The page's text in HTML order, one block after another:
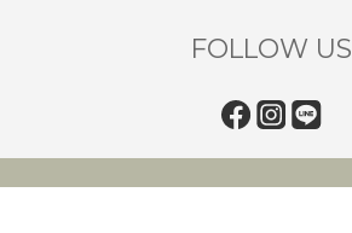
FOLLOW US